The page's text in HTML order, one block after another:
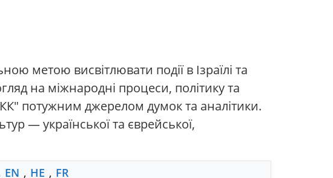
метою висвітлювати події в Ізраїлі та
на міжнародні процеси, політику та
потужним джерелом думок та аналітики.
— української та єврейської,
EN , HE , FR